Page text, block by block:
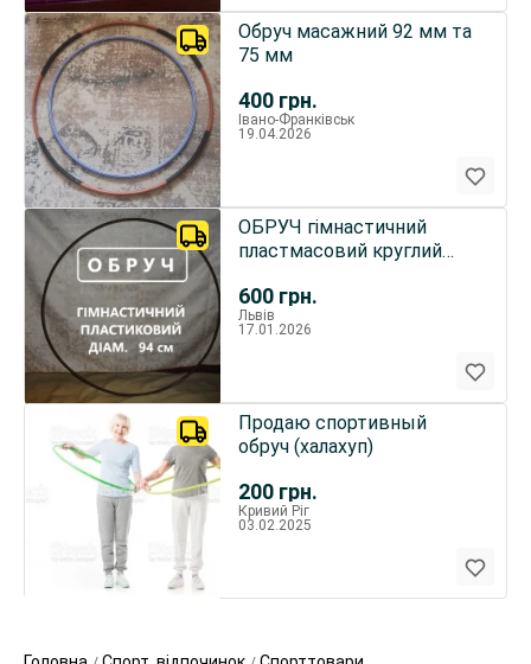
400 грн.
Обруч масажний 92 мм та
75 мм
Івано-Франківськ
19.04.2026
600 грн.
ОБРУЧ гімнастичний
пластмасовий круглий
Львів
17.01.2026
200 грн.
Продаю спортивный
обруч (халахуп)
Кривий Ріг
03.02.2025